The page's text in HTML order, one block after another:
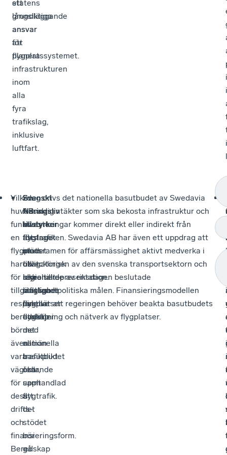
statens
långsiktiga
ansvar
för
flygplatssystemet.
ett
grundläggande
ansvar
att
planera
infrastrukturen
inom
alla
fyra
trafikslag,
inklusive
luftfart.
Vilken
huvudsaklig
funktion
en
flygplats
har
för
tillgänglighet
respektive
beredskap
bör
även
vara
vägledande
för
dess
drifts-
och
finansieringsform.
Beredskap
Svenskt
Näringsliv
tillstyrker
att
stödet
till
icke
statliga
flygplatser
utanför
det
nationella
basutbudet
ökar,
samt
att
det
stödet
bör
gå
Svenskt
Näringsliv
avstyrker
förslaget
om
obligatorisk
styrelserepresentation.
Svenskt
Näringsliv
tillstyrker
förslaget
om
ökat
regionalt
inflytande
för
flyglinjer
med
allmän
trafikplikt
och
upphandlad
flygtrafik.
I dag drivs det nationella basutbudet av Swedavia
AB vars intäkter som ska bekosta infrastruktur och
investeringar kommer direkt eller indirekt från
flygtrafiken. Swedavia AB har även ett uppdrag att
inom ramen för affärsmässighet aktivt medverka i
utvecklingen av den svenska transportsektorn och
bidra till de av riksdagen beslutade
transportpolitiska målen. Finansieringsmodellen
innebär att regeringen behöver beakta basutbudets
omfattning och nätverk av flygplatser.
i